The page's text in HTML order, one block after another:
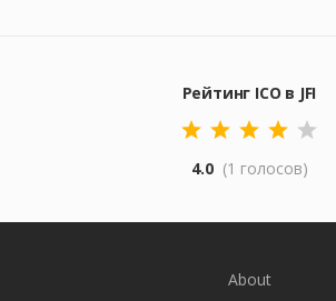
Рейтинг ICO в JFI
4.0 (1 голосов)
About